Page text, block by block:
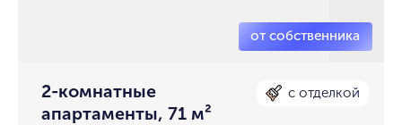
2-комнатные
апартаменты, 71 м²
с отделкой